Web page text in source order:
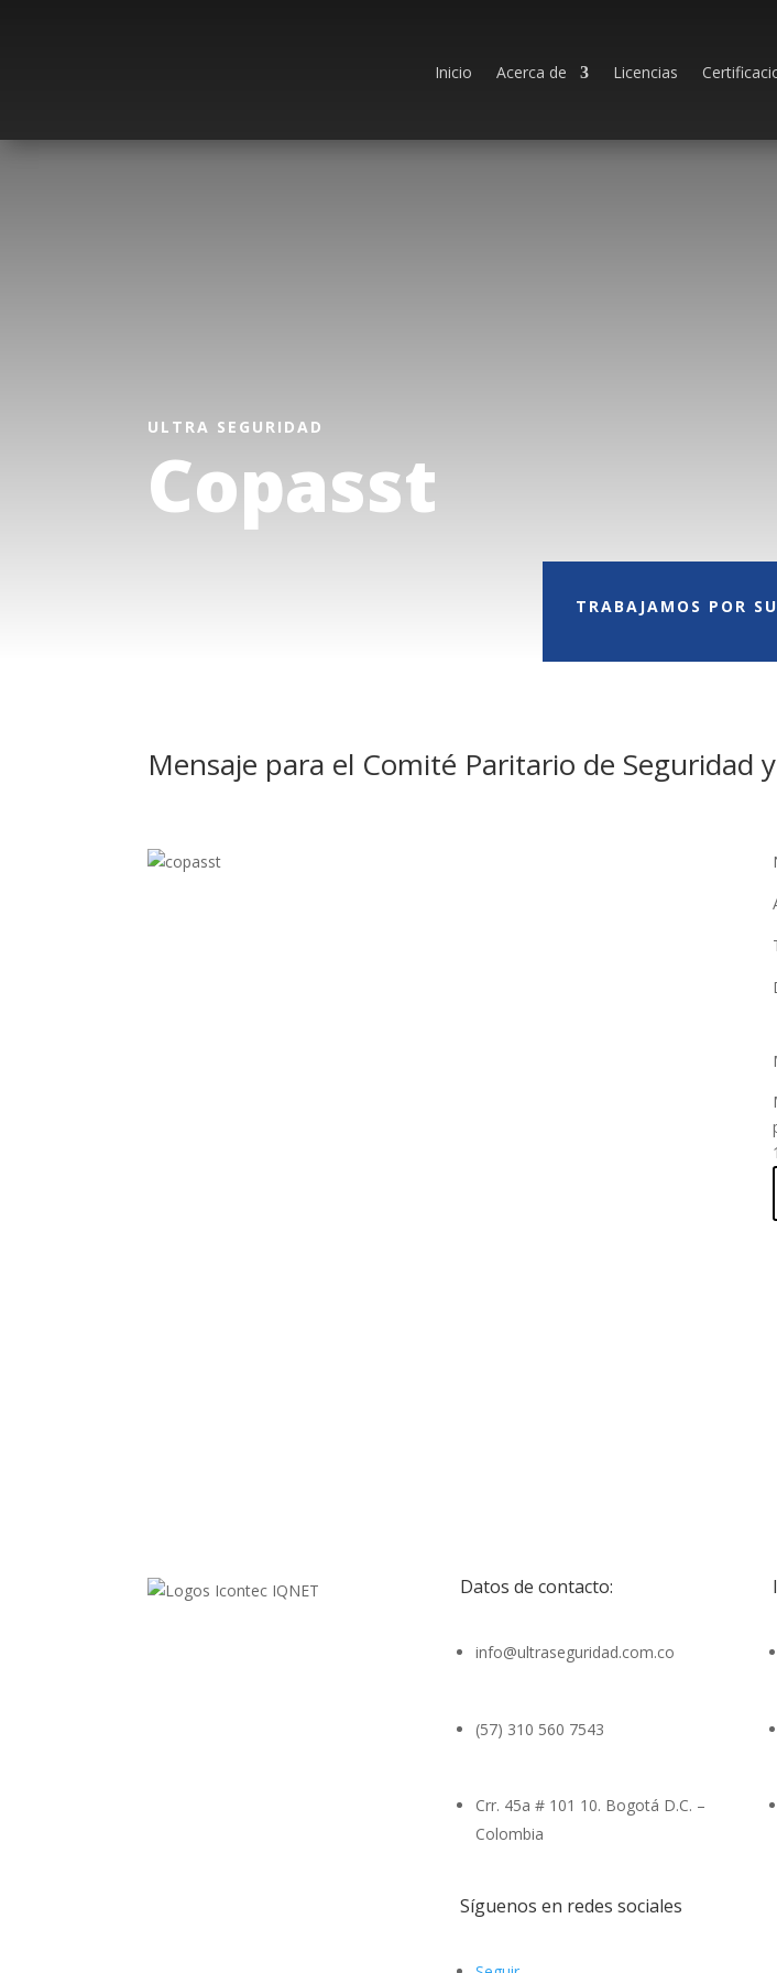
Inicio Acerca de Licencias
ULTRA SEGURIDAD
Copasst
TRABAJAMOS POR
Mensaje para el Comité Paritario de Seguridad
Datos de contacto:
info@ultraseguridad.com.co
(57) 310 560 7543
Crr. 45a # 101 10. Bogotá D.C. –
Colombia
Síguenos en redes sociales